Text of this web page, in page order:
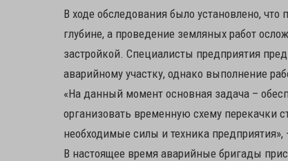
В ходе обследования было установлено,
глубине, а проведение земляных работ
застройкой. Специалисты предприятия
аварийному участку, однако выполнение
«На данный момент основная задача –
организовать временную схему перекачки
необходимые силы и техника
В настоящее время аварийные бригады